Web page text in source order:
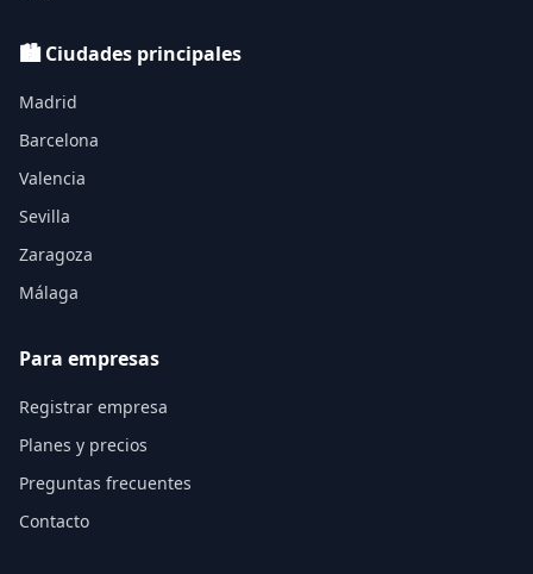
🏙️ Ciudades principales
Madrid
Barcelona
Valencia
Sevilla
Zaragoza
Málaga
Para empresas
Registrar empresa
Planes y precios
Preguntas frecuentes
Contacto